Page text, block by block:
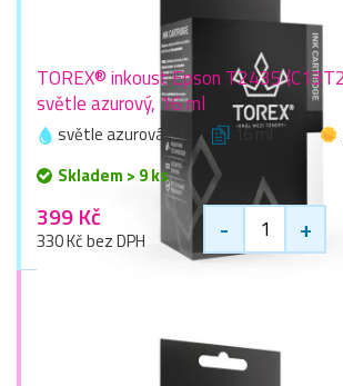
TOREX® inkoust Epson T2435
světle azurový, 16 ml
světle azurová 16 ml
Skladem > 9 ks
399 Kč
330 Kč bez DPH - +